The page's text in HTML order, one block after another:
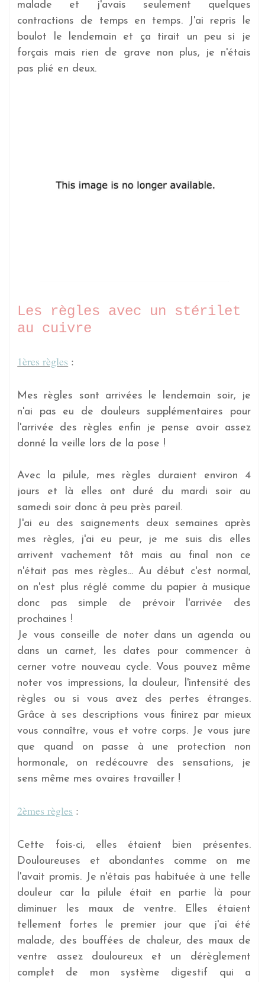
malade et j'avais seulement quelques
contractions de temps en temps. J'ai repris le
boulot le lendemain et ça tirait un peu si je
forçais mais rien de grave non plus, je n'étais
pas plié en deux.
Les règles avec un stérilet
au cuivre
1ères règles :
Mes règles sont arrivées le lendemain soir, je
n'ai pas eu de douleurs supplémentaires pour
l'arrivée des règles enfin je pense avoir assez
donné la veille lors de la pose !
Avec la pilule, mes règles duraient environ 4
jours et là elles ont duré du mardi soir au
samedi soir donc à peu près pareil.
J'ai eu des saignements deux semaines après
mes règles, j'ai eu peur, je me suis dis elles
arrivent vachement tôt mais au final non ce
n'était pas mes règles... Au début c'est normal,
on n'est plus réglé comme du papier à musique
donc pas simple de prévoir l'arrivée des
prochaines !
Je vous conseille de noter dans un agenda ou
dans un carnet, les dates pour commencer à
cerner votre nouveau cycle. Vous pouvez même
noter vos impressions, la douleur, l'intensité des
règles ou si vous avez des pertes étranges.
Grâce à ses descriptions vous finirez par mieux
vous connaître, vous et votre corps. Je vous jure
que quand on passe à une protection non
hormonale, on redécouvre des sensations, je
sens même mes ovaires travailler !
2èmes règles :
Cette fois-ci, elles étaient bien présentes.
Douloureuses et abondantes comme on me
l'avait promis. Je n'étais pas habituée à une telle
douleur car la pilule était en partie là pour
diminuer les maux de ventre. Elles étaient
tellement fortes le premier jour que j'ai été
malade, des bouffées de chaleur, des maux de
ventre assez douloureux et un dérèglement
complet de mon système digestif qui a